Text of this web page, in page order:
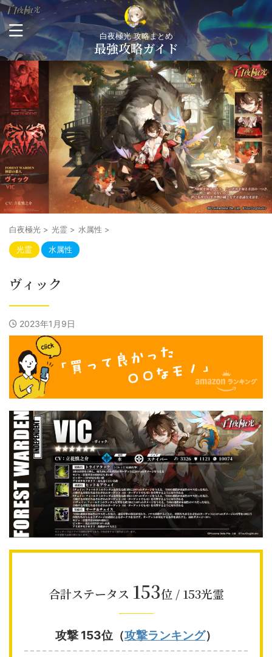
白夜極光 攻略まとめ
最強攻略ガイド
白夜極光 > 光霊 > 水属性 >
光霊 水属性
ヴィック
2023年1月9日
合計ステータス 153位 / 153光霊
攻撃 153位（攻撃ランキング）